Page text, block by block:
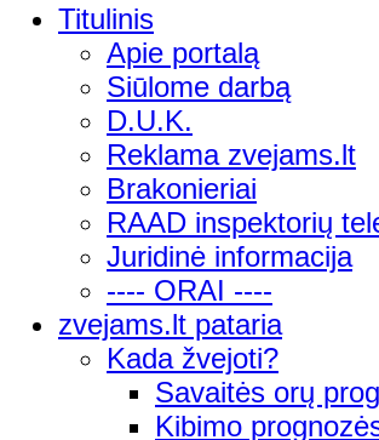
Titulinis
Apie portalą
Siūlome darbą
D.U.K.
Reklama zvejams.lt
Brakonieriai
RAAD inspektorių
Juridinė informacija
---- ORAI ----
zvejams.lt pataria
Kada žvejoti?
Savaitės orų
Kibimo